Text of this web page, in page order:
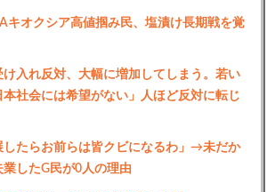
キオクシア高値掴み民、塩漬け長期戦を覚
け入れ反対、大幅に増加してしまう。若い
社会には希望がない」人ほど反対に転じ
したらお前らは皆クビになるわ」→未だか
したG民が0人の理由